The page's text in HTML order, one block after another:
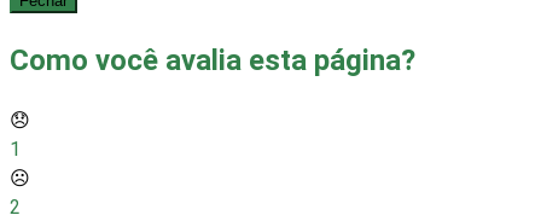
Como você avalia esta página?
😞
1
☹️
2